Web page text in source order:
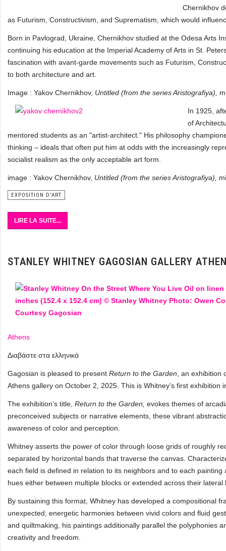
Chernikhov
as Futurism, Constructivism, and Suprematism, which would
Born in Pavlograd, Ukraine, Chernikhov studied at the Odesa Arts
continuing his education at the Imperial Academy of Arts in St.
fascination with avant-garde movements such as Futurism,
to both architecture and art.
Image : Yakov Chernikhov, Untitled (from the series Aristografiya),
In 1925,
of
mentored students as an "artist-architect." His philosophy
thinking – ideals that often put him at odds with the increasingly
socialist realism as the only acceptable art form.
image : Yakov Chernikhov, Untitled (from the series Aristografiya),
EXPOSITION D'ART
LIRE LA SUITE...
STANLEY WHITNEY GAGOSIAN GALLERY
Athens
Διαβάστε στα ελληνικά
Gagosian is pleased to present Return to the Garden , an
Athens gallery on October 2, 2025. This is Whitney’s first
The exhibition’s title, Return to the Garden, evokes themes of
preconceived subjects or narrative elements, these vibrant
awareness of color and perception.
Whitney asserts the power of color through loose grids of roughly
separated by horizontal bands that traverse the canvas.
each field is defined in relation to its neighbors and to each
hues either between multiple blocks or extended across their
By sustaining this format, Whitney has developed a compositional
unexpected, energetic harmonies between vivid colors and fluid
and quiltmaking, his paintings additionally parallel the polyphonies
creativity and freedom.